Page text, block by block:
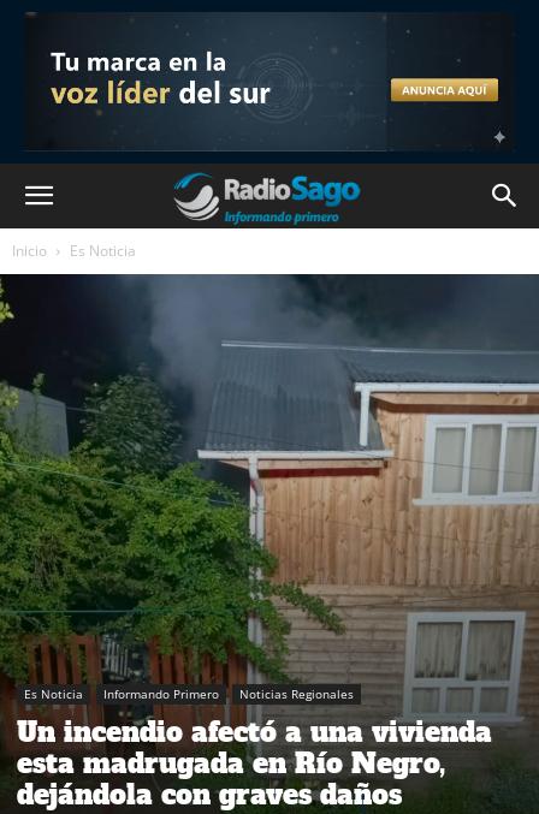
Inicio Es Noticia
Es Noticia Informando Primero Noticias Regionales
Un incendio afectó a una vivienda
esta madrugada en Río Negro,
dejándola con graves daños